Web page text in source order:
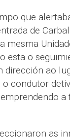
que
de
mesma
esta o
dirección ao
condutor
a
as